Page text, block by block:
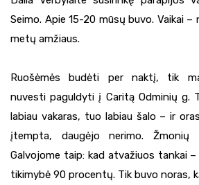
Seimo. Apie 15-20 mūsų buvo. Vaikai –
metų amžiaus.
Ruošėmės budėti per naktį, tik
nuvesti paguldyti į Caritą Odminių g.
labiau vakaras, tuo labiau šalo – ir
įtempta, daugėjo nerimo. Žmonių
Galvojome taip: kad atvažiuos tankai
tikimybė 90 procentų. Tik buvo noras,